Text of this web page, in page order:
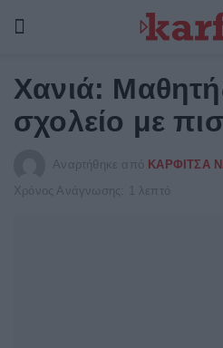
Χανιά:
σχολείο με
Αναρτήθηκε από ΚΑΡΦΙΤΣΑ
Χρόνος Ανάγνωσης: 1 λεπτό